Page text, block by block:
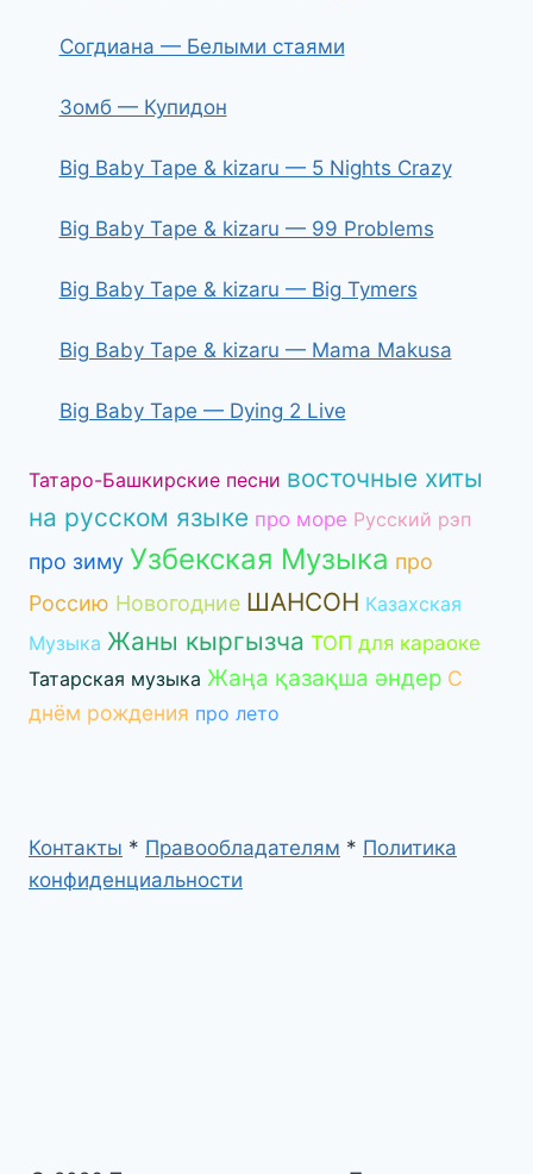
Согдиана — Белыми стаями
Зомб — Купидон
Big Baby Tape & kizaru — 5 Nights Crazy
Big Baby Tape & kizaru — 99 Problems
Big Baby Tape & kizaru — Big Tymers
Big Baby Tape & kizaru — Mama Makusa
Big Baby Tape — Dying 2 Live
Татаро-Башкирские песни восточные хиты
на русском языке про море Русский рэп
про зиму Узбекская Музыка про
Россию Новогодние ШАНСОН Казахская
Музыка Жаны кыргызча ТОП для караоке
Татарская музыка Жаңа қазақша әндер С
днём рождения про лето
Контакты * Правообладателям * Политика
конфиденциальности